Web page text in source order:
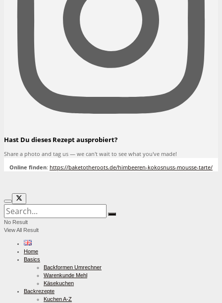
Hast Du dieses Rezept ausprobiert?
Share a photo and tag us — we can't wait to see what you've made!
Online finden: https://baketotheroots.de/himbeeren-kokosnuss-mousse-tarte/
No Result
View All Result
Home
Basics
Backformen Umrechner
Warenkunde Mehl
Käsekuchen
Backrezepte
Kuchen A-Z